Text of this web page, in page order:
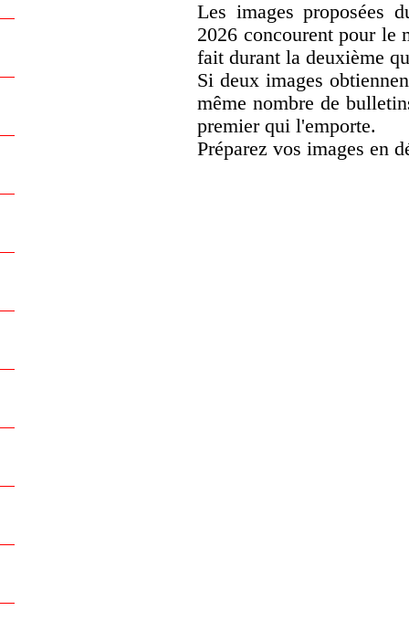
Les images proposées
2026 concourent pour le
fait durant la deuxième
Si deux images
même nombre de
premier qui l'emporte.
Préparez vos images en